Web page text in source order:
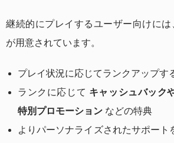
継続的にプレイするユーザー向けには
が用意されています。
プレイ状況に応じてランクアップす
ランクに応じて キャッシュバック
特別プロモーション などの特典
よりパーソナライズされたサポート